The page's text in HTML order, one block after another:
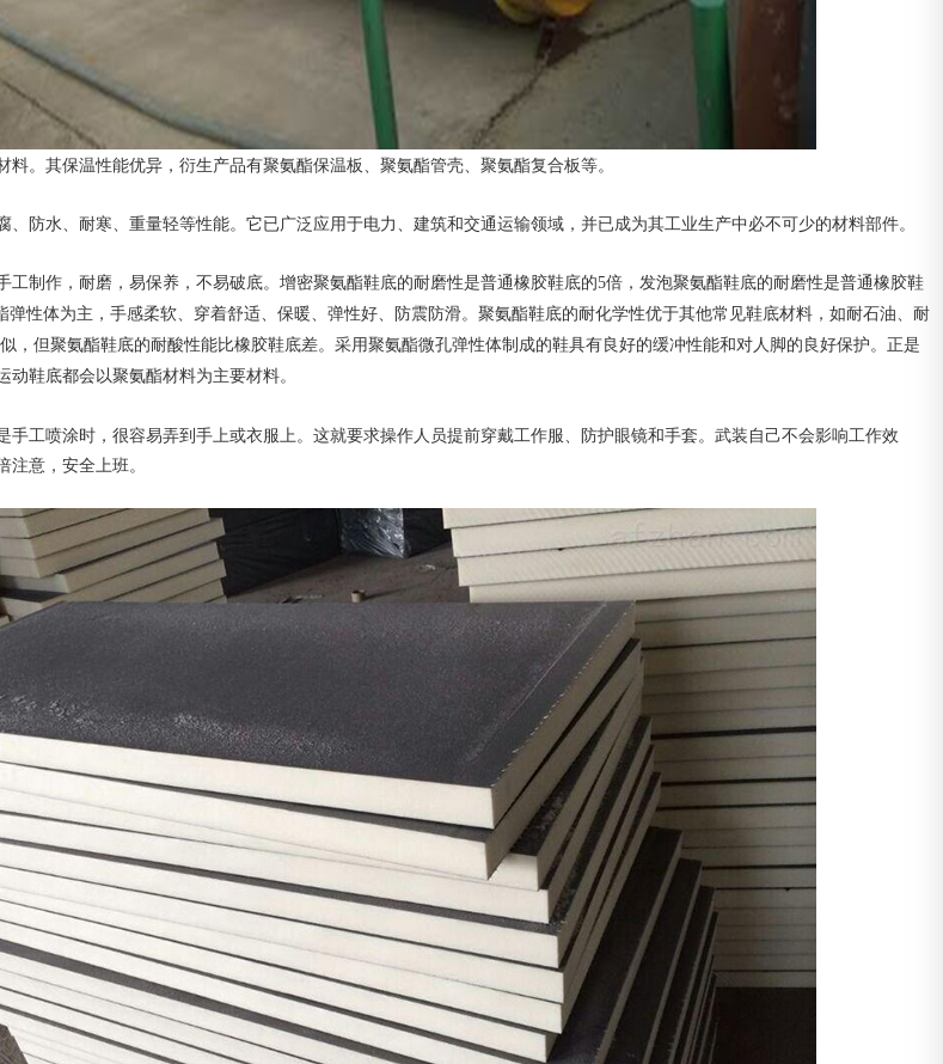
。其保温性能优异，衍生产品有聚氨酯保温板、聚氨酯管壳、聚氨酯复合板等。
防水、耐寒、重量轻等性能。它已广泛应用于电力、建筑和交通运输领域，并已成为其工业生产中必不可少的材料部件。
工制作，耐磨，易保养，不易破底。增密聚氨酯鞋底的耐磨性是普通橡胶鞋底的5倍，发泡聚氨酯鞋底的耐磨性是普通橡胶鞋
弹性体为主，手感柔软、穿着舒适、保暖、弹性好、防震防滑。聚氨酯鞋底的耐化学性优于其他常见鞋底材料，如耐石油、耐
，但聚氨酯鞋底的耐酸性能比橡胶鞋底差。采用聚氨酯微孔弹性体制成的鞋具有良好的缓冲性能和对人脚的良好保护。正是
鞋底都会以聚氨酯材料为主要材料。
手工喷涂时，很容易弄到手上或衣服上。这就要求操作人员提前穿戴工作服、防护眼镜和手套。武装自己不会影响工作效
意，安全上班。